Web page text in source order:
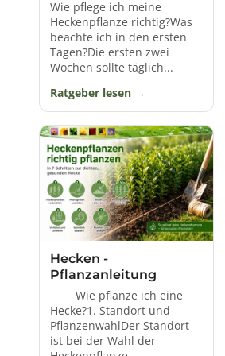
Sorten bieten schnell
Sichtschutz und
jedoch möglicherweise
Bodenansprüche variieren
gedeihen in gut durchlässigen
andere feuchte Bedingungen
7. pH-Wert des Bodens und
schnellen Wuchs
Der pH-Wert des Bodens
von Heckenpflanzen. Die meisten
saure bis neutrale Böden. Für
ist eine konstante
Eine regelmäßige
Entwicklung kräftiger
8. Lichtansprüche und
Heckenpflanzen haben
Lichtansprüche. Während
Wie pflege ich meine
Heckenpflanze richtig?Was
beachte ich in den ersten
Tagen?Die ersten zwei
Wochen sollte täglich...
Ratgeber lesen
Hecken -
Pflanzanleitung
Wie pflanze ich eine
Hecke?1. Standort und
PflanzenwahlDer Standort
ist bei der Wahl der